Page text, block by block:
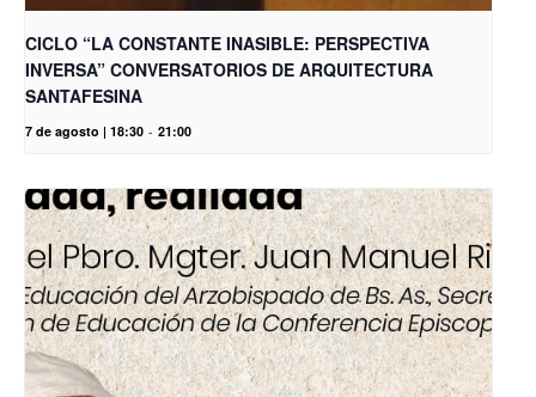
CICLO “LA CONSTANTE INASIBLE: PERSPECTIVA
INVERSA” CONVERSATORIOS DE ARQUITECTURA
SANTAFESINA
7 de agosto | 18:30 - 21:00